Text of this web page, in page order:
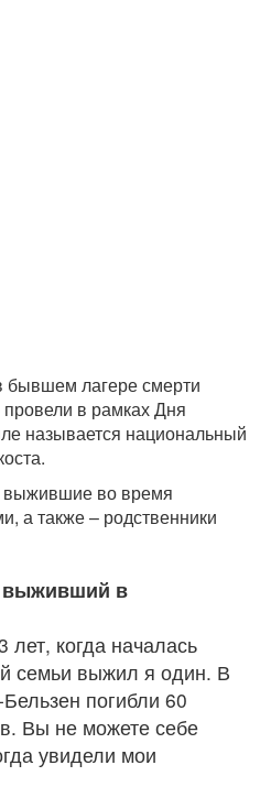
лагере смерти
в рамках Дня
называется национальный
во время
а также – родственники
выживший в
когда началась
семьи выжил я один. В
погибли 60
Вы не можете себе
увидели мои